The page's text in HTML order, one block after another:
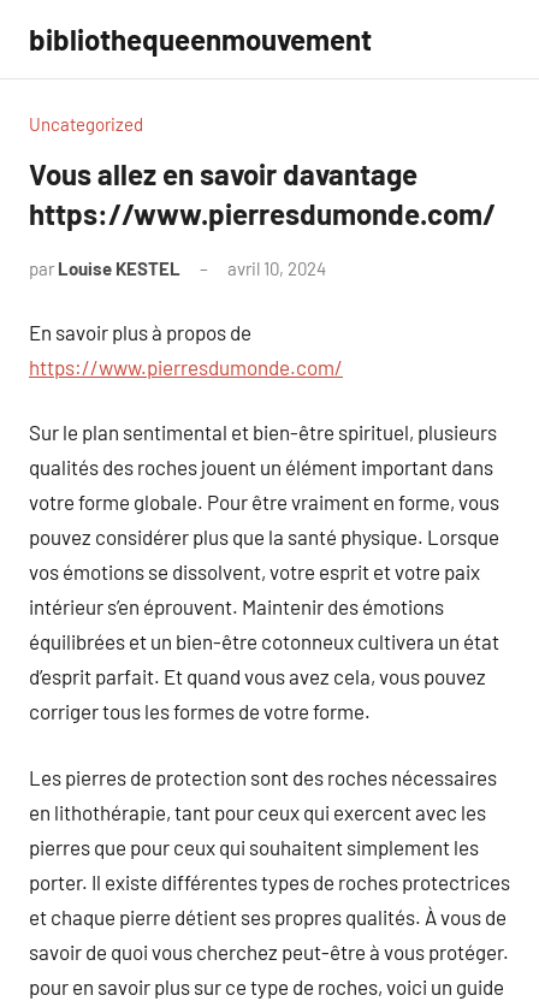
contenu
bibliothequeenmouvement
Uncategorized
Vous allez en savoir davantage
https://www.pierresdumonde.com/
par Louise KESTEL avril 10, 2024
En savoir plus à propos de
https://www.pierresdumonde.com/
Sur le plan sentimental et bien-être spirituel, plusieurs
qualités des roches jouent un élément important dans
votre forme globale. Pour être vraiment en forme, vous
pouvez considérer plus que la santé physique. Lorsque
vos émotions se dissolvent, votre esprit et votre paix
intérieur s’en éprouvent. Maintenir des émotions
équilibrées et un bien-être cotonneux cultivera un état
d’esprit parfait. Et quand vous avez cela, vous pouvez
corriger tous les formes de votre forme.
Les pierres de protection sont des roches nécessaires
en lithothérapie, tant pour ceux qui exercent avec les
pierres que pour ceux qui souhaitent simplement les
porter. Il existe différentes types de roches protectrices
et chaque pierre détient ses propres qualités. À vous de
savoir de quoi vous cherchez peut-être à vous protéger.
pour en savoir plus sur ce type de roches, voici un guide